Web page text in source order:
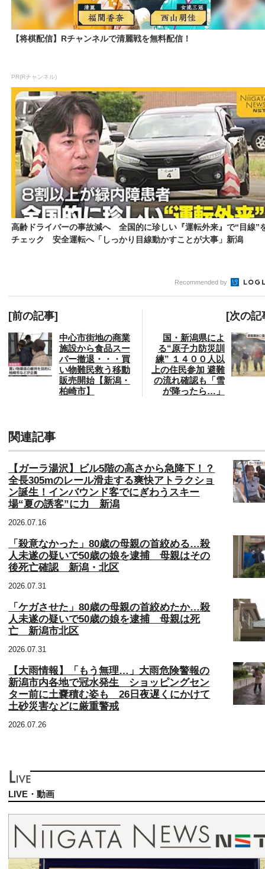
【将棋配信】Rチャンネルで清麗戦を無料配信！
PR(Rチャンネル)
高齢ドライバーの事故減へ 全国的に珍しい『運転外来』で“目線”
チェック 安全運転へ「しっかり目線動かすことが大事」新潟
Recommended by
[前の記事]
中心市街地の商業
施設から食品スー
パー撤退・・・買
い物難民救う移動
販売開始【新潟・
柏崎市】
[次の記
国・新潟県によ
る“原子力防災訓
練” １４００人以
上の住民参加 避難
の流れ確認も「雪
が降ったら…」
関連記事
【ガーラ湯沢】ビル5階の高さから急降下！？
全長305mのレール滑走する爽快アトラクショ
ン誕生！インバウンド客でにぎわうスキー
場“夏の誘客”に力 新潟
2026.07.16
「殺意なかった」80歳の母親の首絞める…殺
人未遂の疑いで50歳の娘を逮捕 母親はその
後死亡確認 新潟・北区
2026.07.31
「ケガさせた」80歳の母親の首絞めたか…殺
人未遂の疑いで50歳の娘を逮捕 母親は死
亡 新潟市北区
2026.07.31
【大雨情報】「もう無理…」大雨危険警報の
新潟市内各地で冠水発生 ショッピングセン
ター前に土嚢積む姿も 26日夜遅くにかけて
土砂災害などに厳重警戒
2026.07.26
LIVE・動画